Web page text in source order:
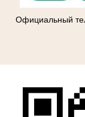
Официальный